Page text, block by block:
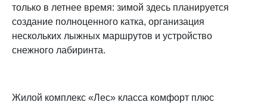
только в летнее время: зимой здесь планируется
создание полноценного катка, организация
нескольких лыжных маршрутов и устройство
снежного лабиринта.
Жилой комплекс «Лес» класса комфорт плюс